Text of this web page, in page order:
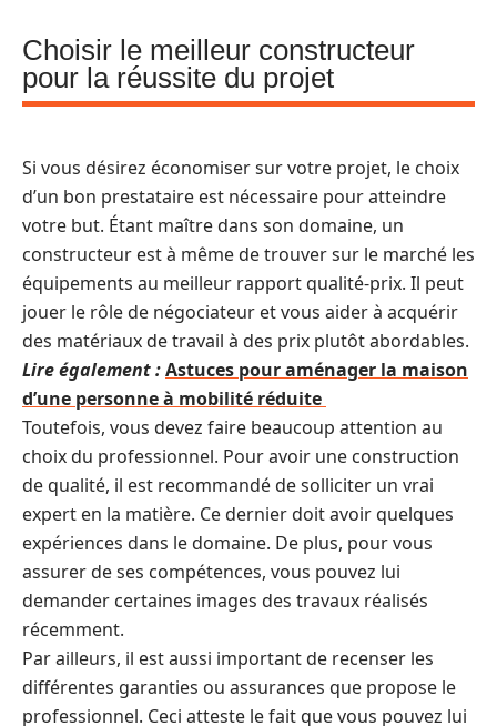
Choisir le meilleur constructeur
pour la réussite du projet
Si vous désirez économiser sur votre projet, le choix
d’un bon prestataire est nécessaire pour atteindre
votre but. Étant maître dans son domaine, un
constructeur est à même de trouver sur le marché les
équipements au meilleur rapport qualité-prix. Il peut
jouer le rôle de négociateur et vous aider à acquérir
des matériaux de travail à des prix plutôt abordables.
Lire également :Astuces pour aménager la maison
d’une personne à mobilité réduite
Toutefois, vous devez faire beaucoup attention au
choix du professionnel. Pour avoir une construction
de qualité, il est recommandé de solliciter un vrai
expert en la matière. Ce dernier doit avoir quelques
expériences dans le domaine. De plus, pour vous
assurer de ses compétences, vous pouvez lui
demander certaines images des travaux réalisés
récemment.
Par ailleurs, il est aussi important de recenser les
différentes garanties ou assurances que propose le
professionnel. Ceci atteste le fait que vous pouvez lui